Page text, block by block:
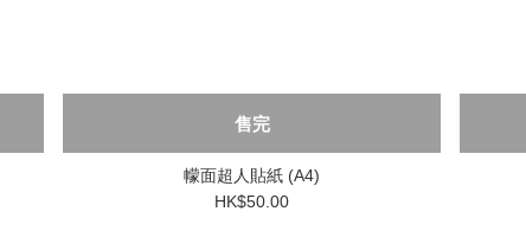
售完
幪面超人貼紙 (A4)
HK$50.00